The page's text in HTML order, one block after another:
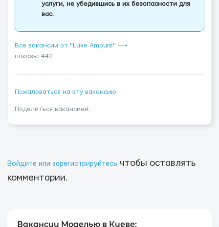
услуги, не убедившись в их безопасности для
вас.
Все вакансии от "Luxe Amouré" ⟶
показы: 442
Пожаловаться на эту вакансию
Поделиться вакансией:
Войдите или зарегистрируйтесь чтобы оставлять
комментарии.
Вакансии Моделью в Киеве: